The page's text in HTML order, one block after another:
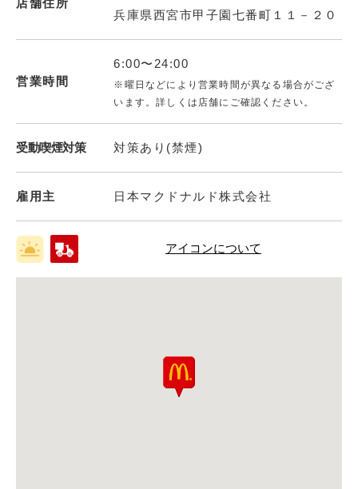
兵庫県西宮市甲子園七番町１１－２０
営業時間
6:00〜24:00
※曜日などにより営業時間が異なる場合がござ
います。詳しくは店舗にご確認ください。
受動喫煙対策 対策あり(禁煙)
雇用主 日本マクドナルド株式会社
アイコンについて